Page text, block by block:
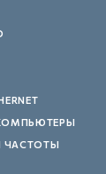
ЧАСТОТЫ